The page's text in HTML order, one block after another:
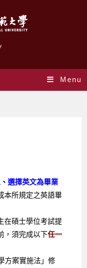
Menu
選擇英文為畢業
本所規定之英語畢
在碩士學位考試提
，須完成以下任一
方案實施法」修